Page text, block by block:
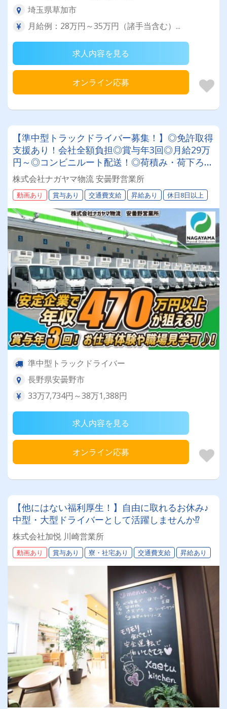
埼玉県草加市
月給例：28万円～35万円（諸手当含む）...
求人内容を見る
オンライン応募
【準中型トラックドライバー募集！】◎免許取得
支援あり！会社全額負担◎賞与年3回◎月給29万
円～◎コンビニルート配送！◎荷積み・荷下ろし
軽々！◎全車AT車★安定して働きたい方必見★
あなたらしく働ける環境です！
株式会社ナガヤマ物流 安曇野営業所
動画あり 賞与あり 交通費支給 昇給あり 休日8日以上
準中型トラックドライバー
長野県安曇野市
33万7,734円～38万1,388円
求人内容を見る
オンライン応募
【他にはない福利厚生！】自由に取れるお休み♪
中型・大型ドライバーとして活躍しませんか⁉
株式会社加悦 川崎営業所
動画あり 賞与あり 寮・社宅あり 交通費支給 昇給あり